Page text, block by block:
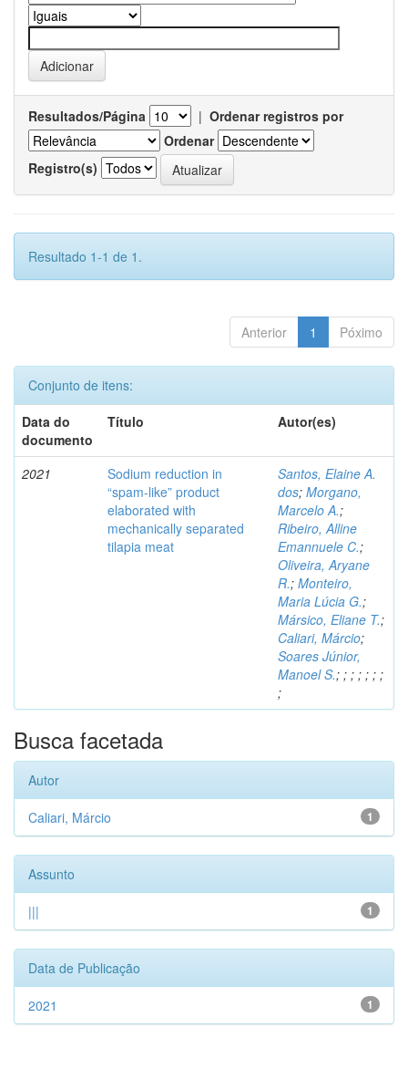
Resultados/Página | Ordenar registros por
Ordenar
Registro(s)
Resultado 1-1 de 1.
Anterior 1 Póximo
Conjunto de itens:
Data do
documento
Título Autor(es)
2021
Sodium reduction in
“spam-like” product
elaborated with
mechanically separated
tilapia meat
Santos, Elaine A.
dos; Morgano,
Marcelo A.;
Ribeiro, Alline
Emannuele C.;
Oliveira, Aryane
R.; Monteiro,
Maria Lúcia G.;
Mársico, Eliane T.;
Caliari, Márcio;
Soares Júnior,
Manoel S.; ; ; ; ; ; ;
;
Busca facetada
Autor
1
Caliari, Márcio
Assunto
1
|||
Data de Publicação
1
2021